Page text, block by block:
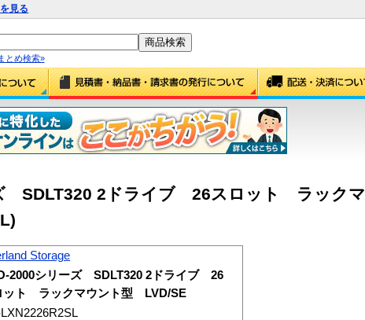
見る
とめ検索»
SDLT320 2ドライブ 26スロット ラックマ
Storage
2000シリーズ SDLT320 2ドライブ 26
ット ラックマウント型 LVD/SE